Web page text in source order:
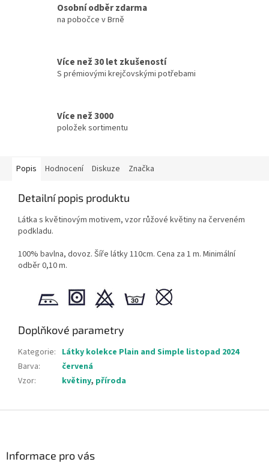
Osobní odběr zdarma
na pobočce v Brně
Více než 30 let zkušeností
S prémiovými krejčovskými potřebami
Více než 3000
položek sortimentu
Popis Hodnocení Diskuze Značka
Detailní popis produktu
Látka s květinovým motivem, vzor růžové květiny na červeném
podkladu.
100% bavlna, dovoz. Šíře látky 110cm. Cena za 1 m. Minimální
odběr 0,10 m.
Doplňkové parametry
Kategorie: Látky kolekce Plain and Simple listopad 2024
Barva:
červená
Vzor: květiny, příroda
Informace pro vás